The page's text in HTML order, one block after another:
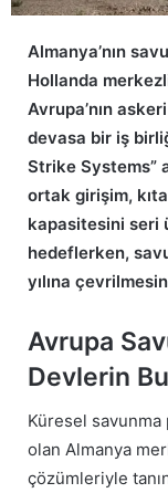
Almanya’nın
Hollanda
Avrupa’nın
devasa bir iş
Strike Systems”
ortak girişim,
kapasitesini seri
hedeflerken,
yılına
Avrupa
Devlerin
Küresel savunma
olan Almanya
çözümleriyle